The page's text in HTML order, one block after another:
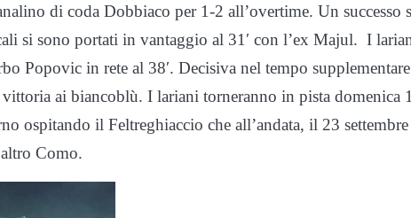
di coda Dobbiaco per 1-2 all’overtime. Un successo
si sono portati in vantaggio al 31′ con l’ex Majul. I
Popovic in rete al 38′. Decisiva nel tempo
ai biancoblù. I lariani torneranno in pista domenica
ospitando il Feltreghiaccio che all’andata, il 23
Como.